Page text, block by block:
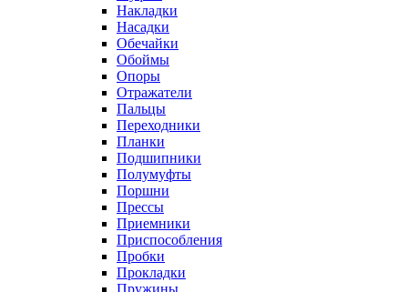
Накладки
Насадки
Обечайки
Обоймы
Опоры
Отражатели
Пальцы
Переходники
Планки
Подшипники
Полумуфты
Поршни
Прессы
Приемники
Приспособления
Пробки
Прокладки
Пружины